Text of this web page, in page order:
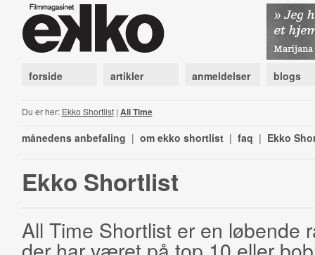
forside artikler anmeldelser blogs
Du er her: Ekko Shortlist| All Time
månedens anbefaling | om ekko shortlist | faq | Ekko
Ekko Shortlist
All Time Shortlist er en løbende